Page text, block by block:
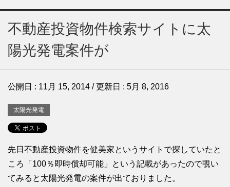
不動産投資物件検索サイトに太
陽光発電案件が
公開日 : 11月 15, 2014 / 更新日 : 5月 8, 2016
太陽光発電
先日不動産投資物件を健美家というサイトで探していたと
ころ「100％即時償却可能」という記載があったので覗い
てみると太陽光発電の案件が出ておりました。